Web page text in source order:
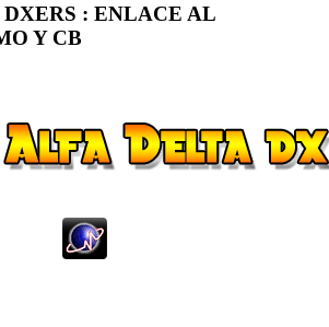
: ENLACE AL
Y CB